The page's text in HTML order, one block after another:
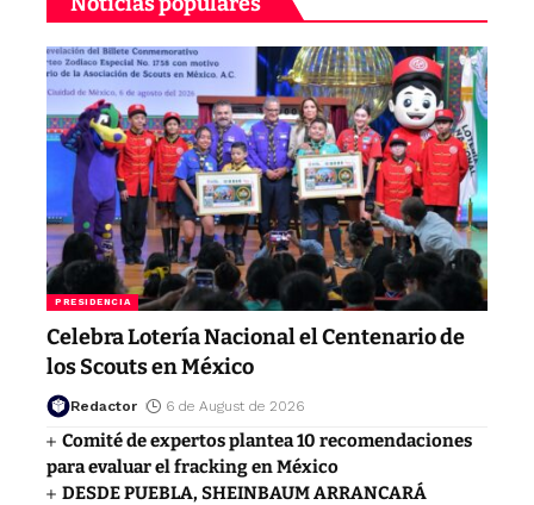
PRESIDENCIA
Celebra Lotería Nacional el Centenario de
los Scouts en México
Redactor 6 de August de 2026
Comité de expertos plantea 10 recomendaciones
para evaluar el fracking en México
DESDE PUEBLA, SHEINBAUM ARRANCARÁ